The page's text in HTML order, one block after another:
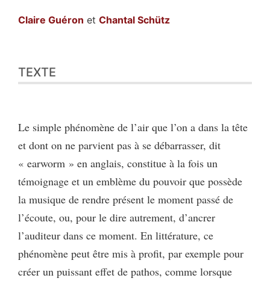
Claire Guéron et Chantal Schütz
Bibliographie
Citer cet article
TEXTE
Le simple phénomène de l’air que l’on a dans la tête
et dont on ne parvient pas à se débarrasser, dit
« earworm » en anglais, constitue à la fois un
témoignage et un emblème du pouvoir que possède
la musique de rendre présent le moment passé de
l’écoute, ou, pour le dire autrement, d’ancrer
l’auditeur dans ce moment. En littérature, ce
phénomène peut être mis à profit, par exemple pour
créer un puissant effet de pathos, comme lorsque